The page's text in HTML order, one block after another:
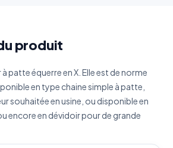
produit
patte équerre en X. Elle est de norme
en type chaine simple à patte,
souhaitée en usine, ou disponible en
encore en dévidoir pour de grande
de confidentialité
ma demande de devis
sont protégées et ne seront jamais